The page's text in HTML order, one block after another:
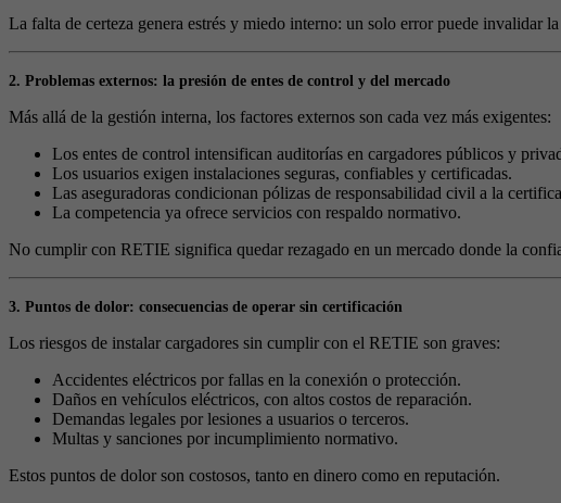
La falta de certeza genera estrés y miedo interno: un solo error puede invalidar
2. Problemas externos: la presión de entes de control y del mercado
Más allá de la gestión interna, los factores externos son cada vez más exigentes:
Los entes de control intensifican auditorías en cargadores públicos y
Los usuarios exigen instalaciones seguras, confiables y certificadas.
Las aseguradoras condicionan pólizas de responsabilidad civil a la
La competencia ya ofrece servicios con respaldo normativo.
No cumplir con RETIE significa quedar rezagado en un mercado donde la
3. Puntos de dolor: consecuencias de operar sin certificación
Los riesgos de instalar cargadores sin cumplir con el RETIE son graves:
Accidentes eléctricos por fallas en la conexión o protección.
Daños en vehículos eléctricos, con altos costos de reparación.
Demandas legales por lesiones a usuarios o terceros.
Multas y sanciones por incumplimiento normativo.
Estos puntos de dolor son costosos, tanto en dinero como en reputación.